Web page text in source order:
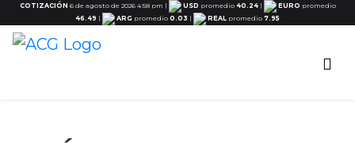
COTIZACIÓN 6 de agosto de 2026 4:58 pm | USD promedio 40.24 | EURO promedio
46.49 | ARG promedio 0.03 | REAL promedio 7.95